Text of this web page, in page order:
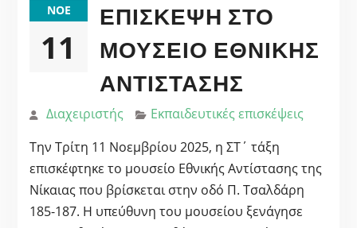
ΝΟΈ
11
ΕΠΊΣΚΕΨΗ ΣΤΟ
ΜΟΥΣΕΊΟ ΕΘΝΙΚΉΣ
ΑΝΤΊΣΤΑΣΗΣ
Διαχειριστής
Εκπαιδευτικές επισκέψεις
Την Τρίτη 11 Νοεμβρίου 2025, η ΣΤ΄ τάξη
επισκέφτηκε το μουσείο Εθνικής Αντίστασης της
Νίκαιας που βρίσκεται στην οδό Π. Τσαλδάρη
185-187. Η υπεύθυνη του μουσείου ξενάγησε